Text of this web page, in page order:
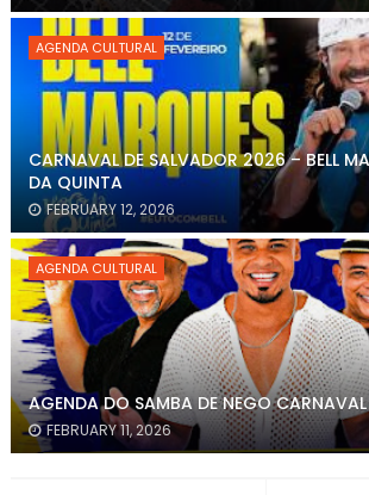
AGENDA CULTURAL
CARNAVAL DE SALVADOR 2026 – BELL
DA QUINTA
FEBRUARY 12, 2026
AGENDA CULTURAL
AGENDA DO SAMBA DE NEGO
FEBRUARY 11, 2026